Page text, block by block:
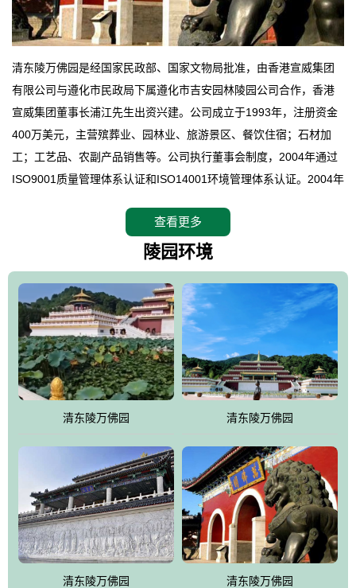
清东陵万佛园是经国家民政部、国家文物局批准，由香港宣威集团
有限公司与遵化市民政局下属遵化市吉安园林陵园公司合作，香港
宣威集团董事长浦江先生出资兴建。公司成立于1993年，注册资金
400万美元，主营殡葬业、园林业、旅游景区、餐饮住宿；石材加
工；工艺品、农副产品销售等。公司执行董事会制度，2004年通过
ISO9001质量管理体系认证和ISO14001环境管理体系认证。2004年
拥有4A级旅游区头衔的花园式陵园，园内建有四星级酒店一座。
万佛园位于遵化市境内，座落在世界文化遗产清东陵地形墙内，地
形绝佳，地理位置优越，交通便利。公司以“建设全国顶级人生后花
园、打造佛教精品旅游圣地”为目标，以海外归侨、国内外知名人士
的墓地安葬、祭祀吊亡并结合旅游参观构成其主要使用功能；以苍
郁绚丽、优雅宜人的园林景观构成其外部形象。通过墓园建设与造
园手法相结合的默契操作，建成一处特色鲜明、服务周全、环境优
美、民族风格突出，与周边文物古迹交相呼应的极具吸引力的花园
式园林。
万佛园工程一期占地448亩，目前完成投资近12亿元人民币，园区采
用全仿古式建筑，寻求与世界文化遗产地清东陵的和谐统一，在园
区建设中寻求陵园建设与景区建设的有机融合，充分发挥独一无二
的地形优势，打造现代艺术园林，建设旅游景观、寺庙、酒店等综
合服务设施，服务于陵园经营，使企业的多元化经营项目相互依
托、相互促进，园区绿化覆盖率达90%。
设计建造各种墓地墓位3万个；主体建筑金宝塔，墓位容量8万个，
能适应不同消费阶层的需求，为客户提供墓碑设计制作服务、特色
查看更多
陵园环境
清东陵万佛园 清东陵万佛园
清东陵万佛园 清东陵万佛园